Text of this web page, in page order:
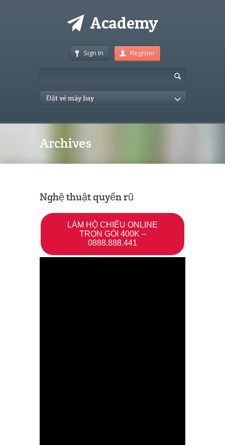
Sign In Register
Đặt vé máy bay
Archives
Nghệ thuật quyến rũ
LÀM HỘ CHIẾU ONLINE
TRỌN GÓI 400K –
0888.888.441